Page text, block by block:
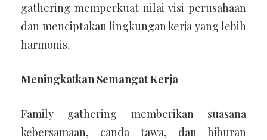
gathering memperkuat nilai visi perusahaan
dan menciptakan lingkungan kerja yang lebih
harmonis.
Meningkatkan Semangat Kerja
Family gathering memberikan suasana
kebersamaan, canda tawa, dan hiburan